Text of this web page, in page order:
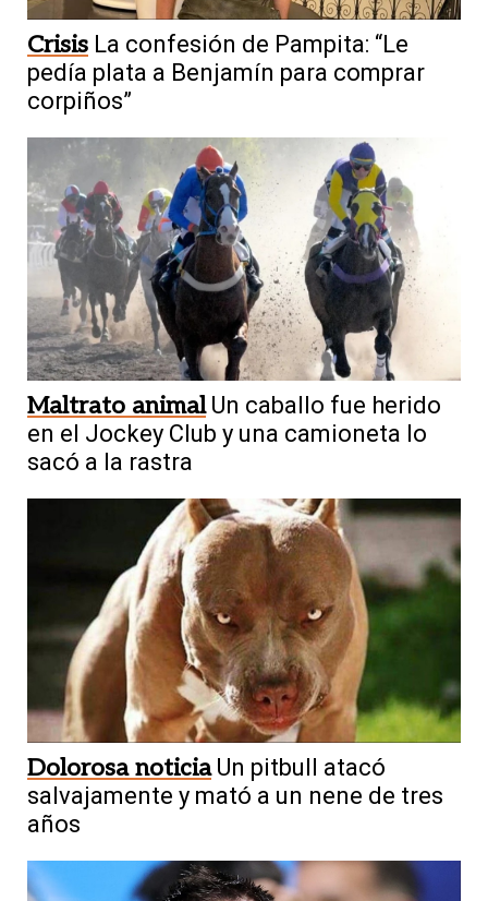
Crisis La confesión de Pampita: “Le
pedía plata a Benjamín para comprar
corpiños”
Maltrato animal Un caballo fue herido
en el Jockey Club y una camioneta lo
sacó a la rastra
Dolorosa noticia Un pitbull atacó
salvajamente y mató a un nene de tres
años